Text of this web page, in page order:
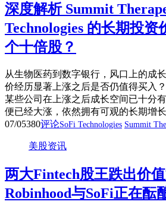
深度解析 Summit
Technologies 的长期投资
个十倍股？
从生物医药到数字银行，风口上的成
价经历显著上涨之后是否仍值得买入
某些公司在上涨之后成长空间已十分
便已经大涨，依然拥有可观的长期增
07/05380评论SoFi Technologies Summit
美股资讯
两大Fintech股王跌出价
Robinhood与SoFi正在酝